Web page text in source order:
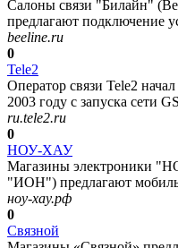
Салоны связи "Билайн"
предлагают подключение
beeline.ru
0
Tele2
Оператор связи Tele2
2003 году с запуска сети
ru.tele2.ru
0
НОУ-ХАУ
Магазины электроники
"ИОН") предлагают
ноу-хау.рф
0
Связной